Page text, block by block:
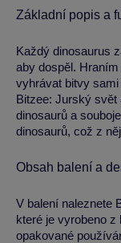
Základní popis a
Každý dinosaurus
aby dospěl.
vyhrávat bitvy
Bitzee: Jurský
dinosaurů a
dinosaurů, což z
Obsah balení a
V balení naleznete
které je vyrobeno z
opakované